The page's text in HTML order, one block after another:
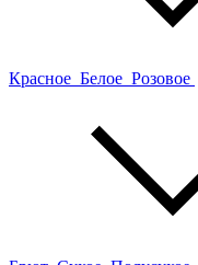
Красное Белое Розовое